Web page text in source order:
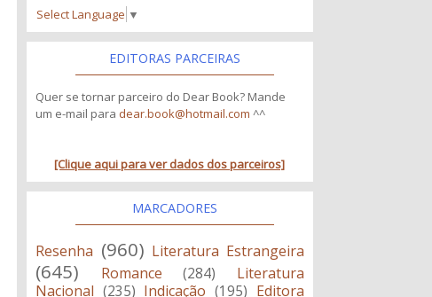
Select Language ▼
EDITORAS PARCEIRAS
Quer se tornar parceiro do Dear Book? Mande
um e-mail para dear.book@hotmail.com ^^
[Clique aqui para ver dados dos parceiros]
MARCADORES
Resenha (960) Literatura Estrangeira
(645) Romance (284)
Literatura
Nacional (235) Indicação (195) Editora